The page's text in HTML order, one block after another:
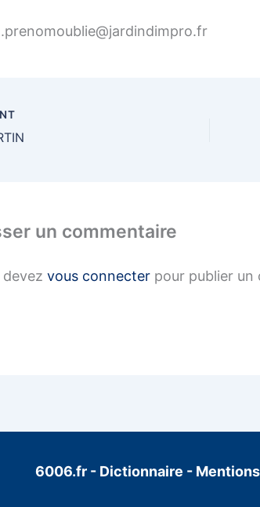
un commentaire
devez vous connecter pour publier un
6006.fr - Dictionnaire -